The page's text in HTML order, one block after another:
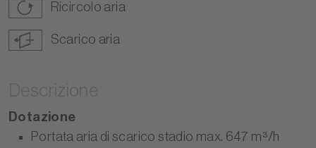
Ricircolo aria
Scarico aria
Dotazione
Portata aria di scarico stadio max. 647 m³/h